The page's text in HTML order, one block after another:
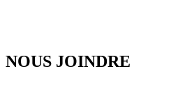
NOUS JOINDRE